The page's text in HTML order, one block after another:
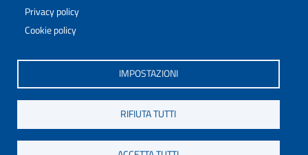
Privacy policy
Cookie policy
IMPOSTAZIONI
RIFIUTA TUTTI
C.F.: 80019600925
P.I.: 00443370929
Posta Elettronica Certificata
Dichiarazione di Accessibilità